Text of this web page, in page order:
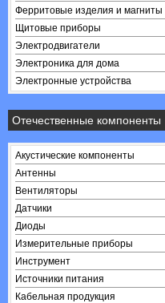
Ферритовые изделия и магниты
Щитовые приборы
Электродвигатели
Электроника для дома
Электронные устройства
Отечественные компоненты
Акустические компоненты
Антенны
Вентиляторы
Датчики
Диоды
Измерительные приборы
Инструмент
Источники питания
Кабельная продукция